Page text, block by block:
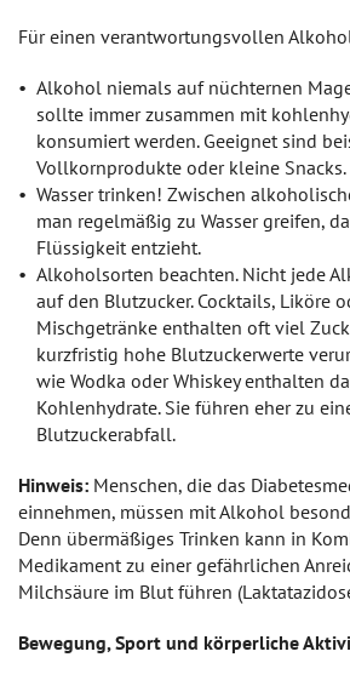
Für einen verantwortungsvollen
Alkohol niemals auf nüchternen
sollte immer zusammen mit
konsumiert werden. Geeignet sind
Vollkornprodukte oder kleine Snacks.
Wasser trinken! Zwischen
man regelmäßig zu Wasser greifen,
Flüssigkeit entzieht.
Alkoholsorten beachten. Nicht jede
auf den Blutzucker. Cocktails, Liköre
Mischgetränke enthalten oft viel
kurzfristig hohe Blutzuckerwerte
wie Wodka oder Whiskey enthalten
Kohlenhydrate. Sie führen eher zu
Blutzuckerabfall.
Hinweis: Menschen, die das
einnehmen, müssen mit Alkohol
Denn übermäßiges Trinken kann in
Medikament zu einer gefährlichen
Milchsäure im Blut führen
Bewegung, Sport und körperliche